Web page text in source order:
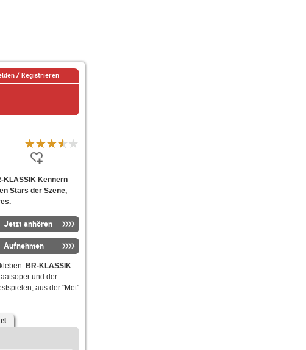
/ Registrieren
KLASSIK Kennern
Stars der Szene,
Jetzt anhören
Aufnehmen
BR-KLASSIK
und der
aus der "Met"